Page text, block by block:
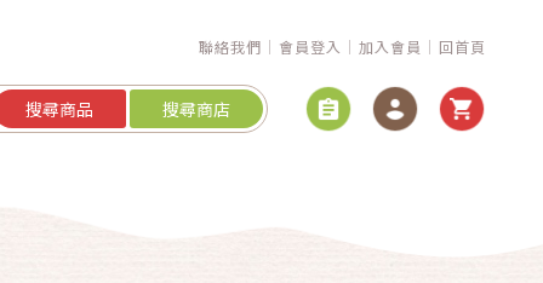
聯絡我們 會員登入 加入會員 回首頁
搜尋商品 搜尋商店